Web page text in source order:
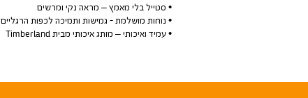
• סטייל בלי מאמץ – מראה נקי ומרשים
• נוחות מושלמת - גמישות ותמיכה לכפות הרגליים
• עמיד ואיכותי – מותג איכותי מבית Timberland